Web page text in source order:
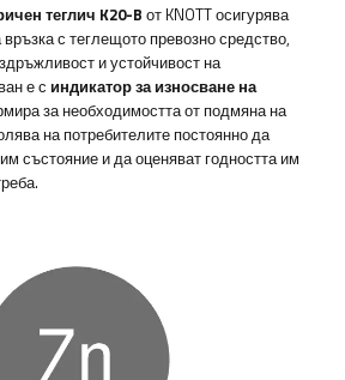
теглич K20-B от KNOTT осигурява
с теглещото превозно средство,
и устойчивост на
е с индикатор за износване на
за необходимостта от подмяна на
на потребителите постоянно да
състояние и да оценяват годността им